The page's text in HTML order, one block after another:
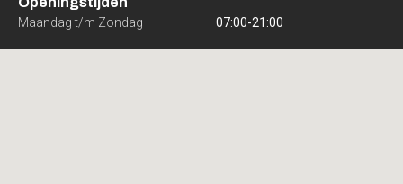
Maandag t/m Zondag 07:00-21:00